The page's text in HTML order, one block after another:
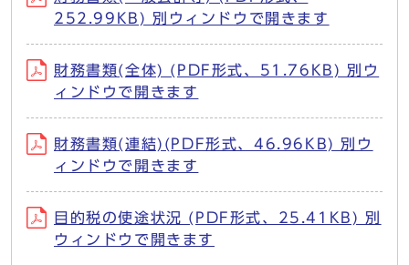
252.99KB) 別ウィンドウで開きます
財務書類(全体) (PDF形式、51.76KB) 別ウ
ィンドウで開きます
財務書類(連結)(PDF形式、46.96KB) 別ウ
ィンドウで開きます
目的税の使途状況 (PDF形式、25.41KB) 別
ウィンドウで開きます